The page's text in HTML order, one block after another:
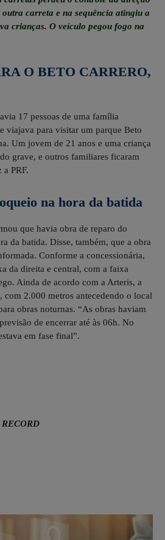
carreta e na sequência atingiu a
crianças. O veículo pegou fogo na
O BETO CARRERO,
17 pessoas de uma família
viajava para visitar um parque Beto
Um jovem de 21 anos e uma criança
grave, e outros familiares ficaram
PRF.
na hora da batida
que havia obra de reparo do
da batida. Disse, também, que a obra
Conforme a concessionária,
da direita e central, com a faixa
Ainda de acordo com a Arteris, a
com 2.000 metros antecedendo o local
obras noturnas. “As obras haviam
de encerrar até às 06h. No
em fase final”.